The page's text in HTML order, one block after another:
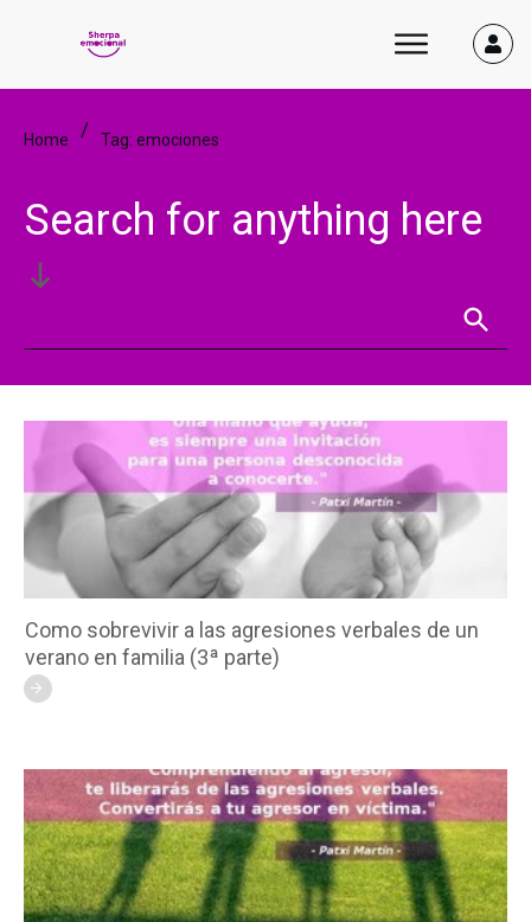
Home / Tag: emociones
Search for anything here
Como sobrevivir a las agresiones verbales de un
verano en familia (3ª parte)